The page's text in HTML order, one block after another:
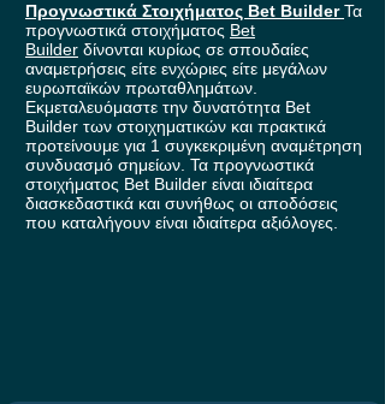
Προγνωστικά Στοιχήματος Bet BuilderΤα
προγνωστικά στοιχήματος Bet
Builder δίνονται κυρίως σε σπουδαίες
αναμετρήσεις είτε ενχώριες είτε μεγάλων
ευρωπαϊκών πρωταθλημάτων.
Εκμεταλευόμαστε την δυνατότητα Bet
Builder των στοιχηματικών και πρακτικά
προτείνουμε για 1 συγκεκριμένη αναμέτρηση
συνδυασμό σημείων. Τα προγνωστικά
στοιχήματος Bet Builder είναι ιδιαίτερα
διασκεδαστικά και συνήθως οι αποδόσεις
που καταλήγουν είναι ιδιαίτερα αξιόλογες.